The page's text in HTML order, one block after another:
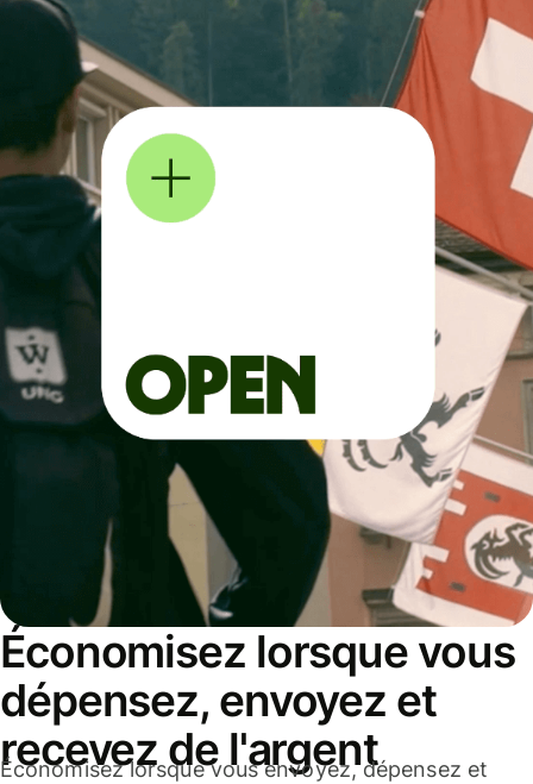
Économisez lorsque vous
dépensez, envoyez et
recevez de l'argent
Économisez lorsque vous envoyez, dépensez et